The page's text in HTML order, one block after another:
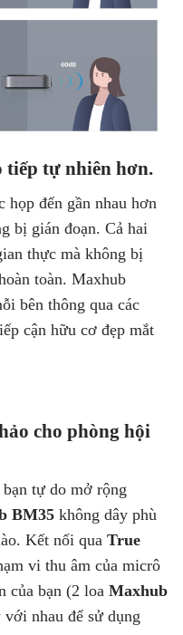
tự nhiên hơn.
đến gần nhau hơn
bị gián đoạn. Cả hai
thực mà không bị
toàn. Maxhub
bên thông qua các
cận hữu cơ đẹp mắt
cho phòng hội
bạn tự do mở rộng
BM35 không dây phù
Kết nối qua True
vi thu âm của micrô
của bạn (2 loa Maxhub
nhau để sử dụng